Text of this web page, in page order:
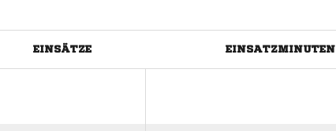
EINSÄTZE EINSATZMINUTEN